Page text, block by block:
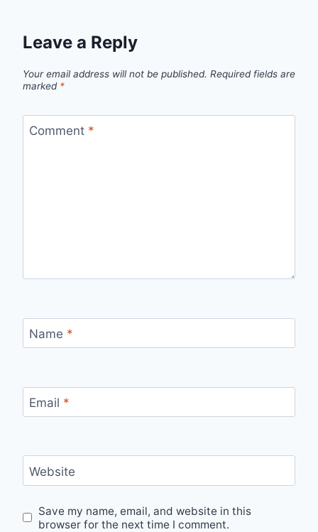
Leave a Reply
Your email address will not be published. Required fields are
marked *
Comment *
Name *
Email *
Website
Save my name, email, and website in this
browser for the next time I comment.